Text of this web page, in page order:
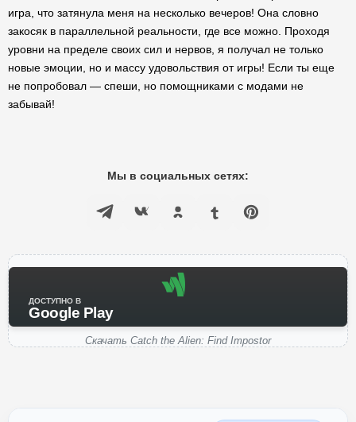
игра, что затянула меня на несколько вечеров! Она словно
закосяк в параллельной реальности, где все можно. Проходя
уровни на пределе своих сил и нервов, я получал не только
новые эмоции, но и массу удовольствия от игры! Если ты еще
не попробовал — спеши, но помощниками с модами не
забывай!
Мы в социальных сетях:
ДОСТУПНО В
Google Play
Скачать Catch the Alien: Find Impostor